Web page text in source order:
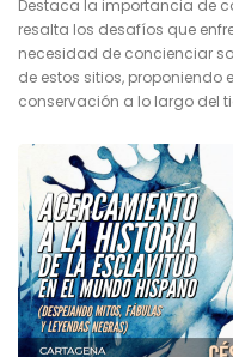
Destaca la importancia de
resalta los desafíos que
necesidad de concienciar
de estos sitios,
conservación a lo largo del